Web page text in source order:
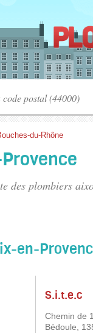
du-Rhône
des plombiers
en-
S.i.t.e.c
Chemin de
Bédoule,